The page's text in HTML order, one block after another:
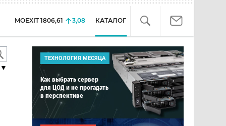
MOEXIT 1806,61 3,08 КАТАЛОГ
ТЕХНОЛОГИЯ МЕСЯЦА
Как выбрать сервер
для ЦОД и не прогадать
в перспективе